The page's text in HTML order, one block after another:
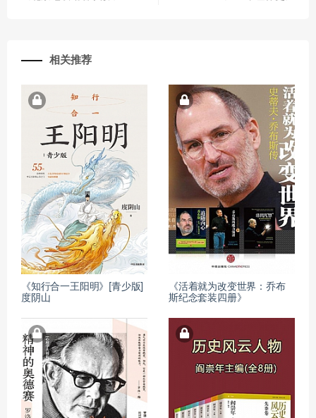
相关推荐
《知行合一王阳明》[青少版]
度阴山
《活着就为改变世界：乔布
斯纪念套装四册》